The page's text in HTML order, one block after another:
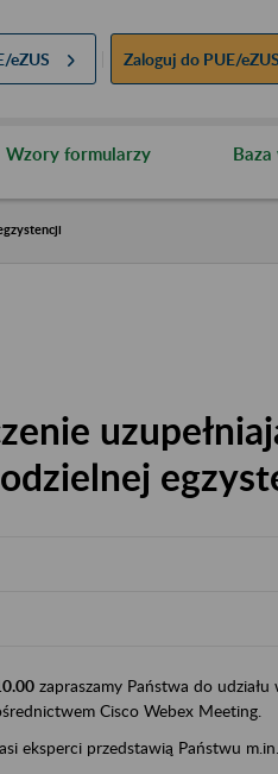
eZUS Zaloguj do PUE/eZUS
Wzory formularzy
zapraszamy Państwa do
Cisco Webex Meeting.
eksperci przedstawią Państwu